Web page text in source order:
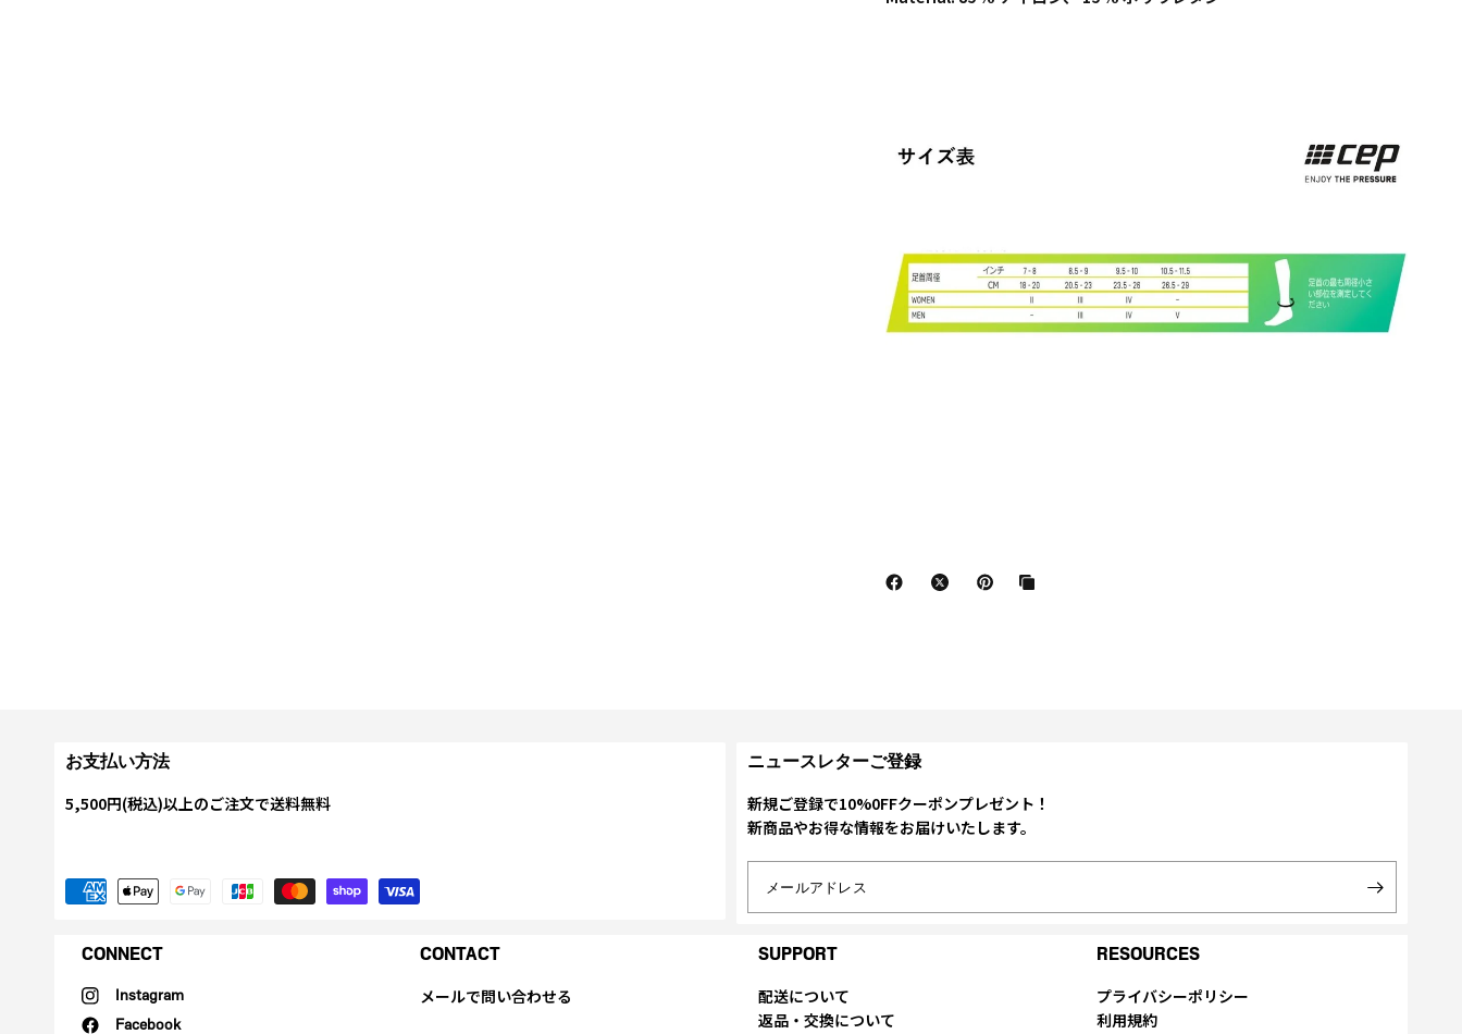
お支払い方法
5,500円(税込)以上のご注文で送料無料
ニュースレターご登録
新規ご登録で10%0FFクーポンプレゼント！
新商品やお得な情報をお届けいたします。
メールアドレス
CONNECT
Instagram
Facebook
CONTACT
メールで問い合わせる
SUPPORT
配送について
返品・交換について
RESOURCES
プライバシーポリシー
利用規約